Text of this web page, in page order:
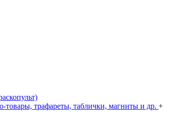
товары, трафареты, таблички, магниты и др. +